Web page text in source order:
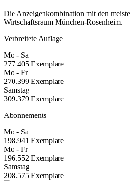
Die Anzeigenkombination mit den
Wirtschaftsraum München-Rosenheim.
Verbreitete Auflage
Mo - Sa
277.405 Exemplare
Mo - Fr
270.399 Exemplare
Samstag
309.379 Exemplare
Abonnements
Mo - Sa
198.941 Exemplare
Mo - Fr
196.552 Exemplare
Samstag
208.575 Exemplare